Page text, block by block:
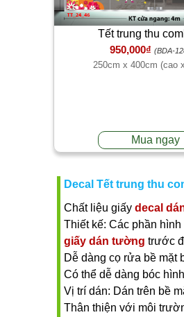
Tết trung thu
950,000₫ (BDA-
250cm x 400cm (cao
Mua ngay
Decal Tết trung thu
Chất liệu giấy decal
Thiết kế: Các phần
giấy dán tường trước
Dễ dàng cọ rửa bề mặt
Có thể dễ dàng bóc
Vị trí dán: Dán trên bề
Thân thiện với môi